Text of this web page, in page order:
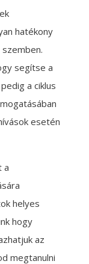
hatékony
szemben.
segítse a
a ciklus
esetén
a
helyes
hogy
az
megtanulni